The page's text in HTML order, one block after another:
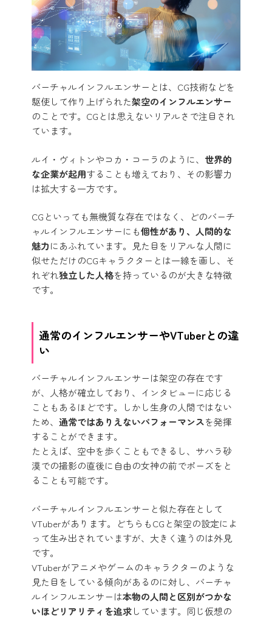
バーチャルインフルエンサーとは、CG技術などを
駆使して作り上げられた架空のインフルエンサー
のことです。CGとは思えないリアルさで注目され
ています。
ルイ・ヴィトンやコカ・コーラのように、 世界的
な企業が起用することも増えており、その影響力
は拡大する一方です。
CGといっても無機質な存在ではなく、どのバーチ
ャルインフルエンサーにも個性があり、人間的な
魅力にあふれています。見た目をリアルな人間に
似せただけのCGキャラクターとは一線を画し、そ
れぞれ独立した人格を持っているのが大きな特徴
です。
通常のインフルエンサーやVTuberとの違
い
バーチャルインフルエンサーは架空の存在です
が、人格が確立しており、インタビューに応じる
こともあるほどです。しかし生身の人間ではない
ため、 通常ではありえないパフォーマンスを発揮
することができます。
たとえば、空中を歩くこともできるし、サハラ砂
漠での撮影の直後に自由の女神の前でポーズをと
ることも可能です。
バーチャルインフルエンサーと似た存在として
VTuberがあります。どちらもCGと架空の設定によ
って生み出されていますが、大きく違うのは外見
です。
VTuberがアニメやゲームのキャラクターのような
見た目をしている傾向があるのに対し、バーチャ
ルインフルエンサーは本物の人間と区別がつかな
いほどリアリティを追求しています。同じ仮想の